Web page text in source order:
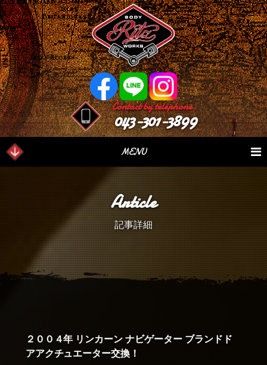
Contact by telephone.
043-301-3899
MENU
Our Serivce
業務内容 Stock List
在庫車情報
Parts Sales
パーツ情報 Case Study
作業日誌
Blog
つぶやき Factory
会社概要
Article
記事詳細
２００４年 リンカーン ナビゲーター ブランドド
アアクチュエーター交換！